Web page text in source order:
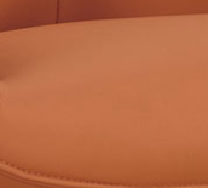
若需以吊車或其他的
貨商品，無法指定特
事，而危及運送人員
至百貨公司卸貨區
予保留(訂單自動取消
隊回收,免付費清運